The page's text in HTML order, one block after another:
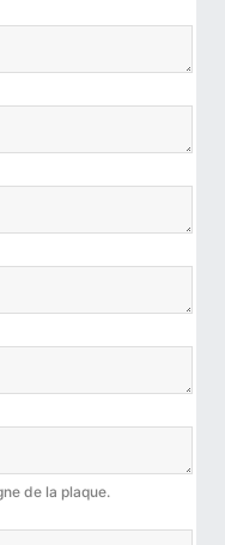
de la plaque.